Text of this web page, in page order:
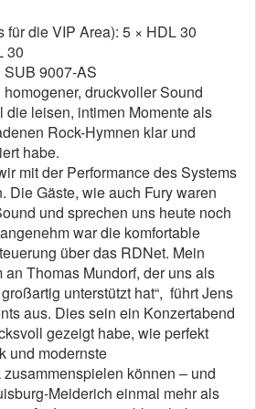
die VIP Area): 5 × HDL 30
30
9007-AS
druckvoller Sound
die leisen, intimen Momente als
Rock-Hymnen klar und
habe.
mit der Performance des Systems
Die Gäste, wie auch Fury waren
und sprechen uns heute noch
war die komfortable
über das RDNet. Mein
Thomas Mundorf, der uns als
unterstützt hat“, führt Jens
aus. Dies sein ein Konzertabend
gezeigt habe, wie perfekt
und modernste
können – und
Meiderich einmal mehr als